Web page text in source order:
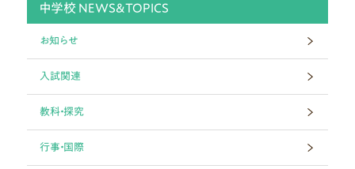
中学校 NEWS&TOPICS
お知らせ
入試関連
教科・探究
行事・国際